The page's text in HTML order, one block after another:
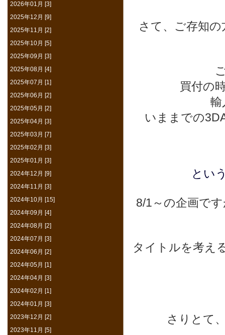
さて、ご存知
買付の
輸
いままでの
とい
8/1～の企画で
タイトルを考え
さりとて
2026年01月 [3]
2025年12月 [9]
2025年11月 [2]
2025年10月 [5]
2025年09月 [3]
2025年08月 [4]
2025年07月 [1]
2025年06月 [2]
2025年05月 [2]
2025年04月 [3]
2025年03月 [7]
2025年02月 [3]
2025年01月 [3]
2024年12月 [9]
2024年11月 [3]
2024年10月 [15]
2024年09月 [4]
2024年08月 [2]
2024年07月 [3]
2024年06月 [2]
2024年05月 [1]
2024年04月 [3]
2024年02月 [1]
2024年01月 [3]
2023年12月 [2]
2023年11月 [5]